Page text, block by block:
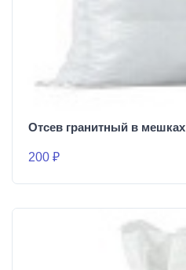
Отсев гранитный в мешках
200 ₽